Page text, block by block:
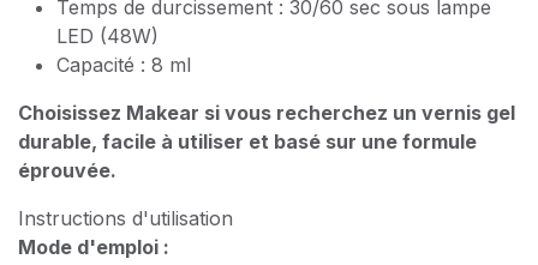
Temps de durcissement : 30/60 sec sous lampe
LED (48W)
Capacité : 8 ml
Choisissez Makear si vous recherchez un vernis gel
durable, facile à utiliser et basé sur une formule
éprouvée.
Instructions d'utilisation
Mode d'emploi :